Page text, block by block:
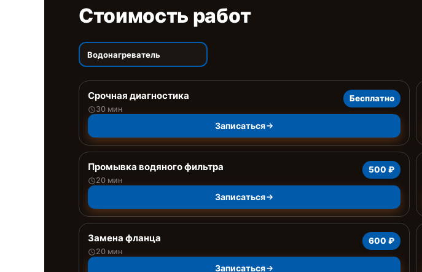
Стоимость работ
Водонагреватель
Срочная диагностика
30 мин
Бесплатно
Записаться
Промывка водяного фильтра
20 мин
500 ₽
Записаться
Замена фланца
20 мин
600 ₽
Записаться